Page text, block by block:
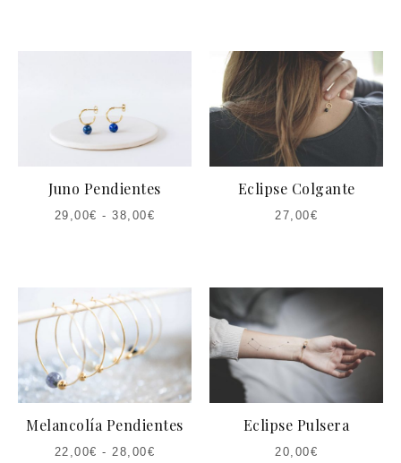
Juno Pendientes
29,00€ -38,00€
Eclipse Colgante
27,00€
Melancolía Pendientes
22,00€ -28,00€
Eclipse Pulsera
20,00€